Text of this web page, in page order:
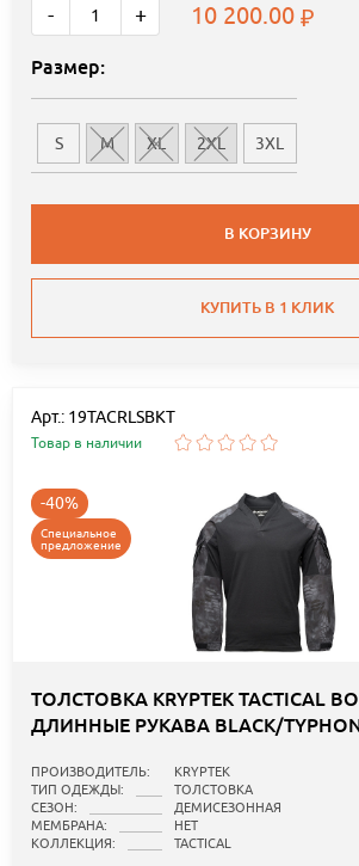
- + 10 200.00
Размер:
S M XL 2XL 3XL
В КОРЗИНУ
КУПИТЬ В 1 КЛИК
Арт.: 19TACRLSBKT
Товар в наличии
-40%
Специальное
предложение
ТОЛСТОВКА KRYPTEK TACTICAL
ДЛИННЫЕ РУКАВА BLACK/
ПРОИЗВОДИТЕЛЬ:
KRYPTEK
ТИП ОДЕЖДЫ:
ТОЛСТОВКА
СЕЗОН:
ДЕМИСЕЗОННАЯ
МЕМБРАНА:
НЕТ
КОЛЛЕКЦИЯ:
TACTICAL